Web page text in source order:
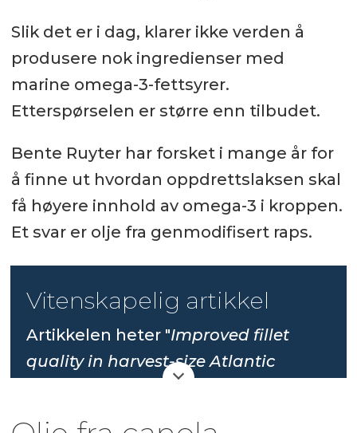
Slik det er i dag, klarer ikke verden å
produsere nok ingredienser med
marine omega-3-fettsyrer.
Etterspørselen er større enn tilbudet.
Bente Ruyter har forsket i mange år for
å finne ut hvordan oppdrettslaksen skal
få høyere innhold av omega-3 i kroppen.
Et svar er olje fra genmodifisert raps.
Vitenskapelig artikkel
Artikkelen heter "Improved fillet
quality in harvest-size Atlantic